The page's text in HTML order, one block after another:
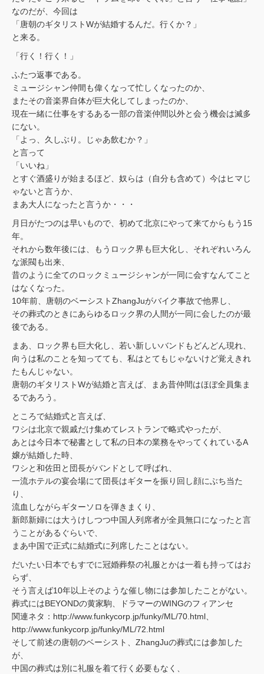
なのだが、今回は
「唐朝のギタリストWが結婚するんだ。行くか？」
と来る。
「行く！行く！」
ふたつ返事である。
ミュージシャン仲間も偉くなって忙しくなったのか、
またその音楽界自体が巨大化してしまったのか、
現在一緒に仕事をするある一部の音楽仲間以外と会う機会は滅多
にない。
「よっ、久しぶり。じゃあ飲むか？」
と言って
「いいね」
とすぐ酒盛りが始まるほど、奴らは（自分も含めて）今はヒマじ
ゃないと言うか、
まあ大人になったと言うか・・・
月日がたつのは早いもので、初めて北京にやって来てからもう15
年。
それから数年後には、もうロック界も巨大化し、それぞれいろん
な派閥も出来、
昔のように全てのロックミュージシャンが一同に会すなんてこと
はなくなった。
10年前、唐朝のベーシストZhangJuがバイク事故で他界し、
その葬式のときにあらゆるロック界の人間が一同に会したのが最
後である。
まあ、ロック界も巨大化し、若い新しいバンドもどんどん現れ、
向うは私のことを知ってても、私はとてもじゃないけど覚えきれ
たもんじゃない。
唐朝のギタリストWが結婚と言えば、まあ昔仲間はほぼ全員集ま
るであろう。
ところで結婚式と言えば、
ワシは北京で親戚だけ集めてレストランで略式やったが、
あとは今日本で秘書として私の日本の業務をやってくれているA
嬢が結婚した時、
ワシと和佐田と団長がバンドとして呼ばれ、
一流ホテルの宴会場にて団長はギターを振り回し顔にぶち当た
り、
流血しながらギターソロを弾きまくり、
新郎新婦には大うけしつつ中国人列席者が全員無口になったと言
うことがあるぐらいで、
まあ中国で正式に結婚式に列席したことはない。
だいたい日本でもすでに冠婚葬祭の礼服とかは一着も持ってはお
らず、
そう言えば10年以上そのような催し物には参加したことがない。
葬式にはBEYONDの黄家駒、ドラマーのWINGのフィアンセ
関連ネタ：http://www.funkycorp.jp/funky/ML/70.html、
http://www.funkycorp.jp/funky/ML/72.html
そして前述の唐朝のベーシスト、ZhangJuの葬式には参加した
が、
中国の葬式は別に礼服を着て行く必要もなく、